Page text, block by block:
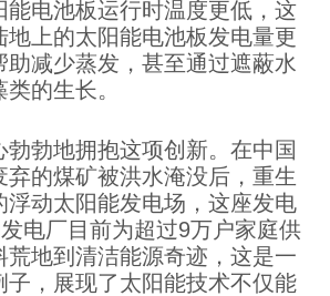
能电池板运行时温度更低，这
地上的太阳能电池板发电量更
助减少蒸发，甚至通过遮蔽水
的生长。
勃勃地拥抱这项创新。在中国
弃的煤矿被洪水淹没后，重生
浮动太阳能发电场，这座发电
电厂目前为超过9万户家庭供
荒地到清洁能源奇迹，这是一
子，展现了太阳能技术不仅能